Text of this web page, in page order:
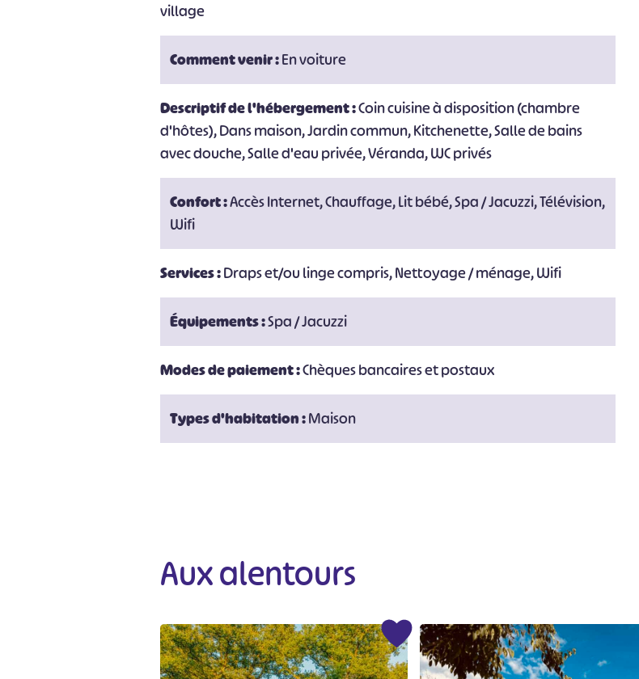
village
Comment venir :En voiture
Descriptif de l'hébergement :Coin cuisine à disposition (chambre
d'hôtes), Dans maison, Jardin commun, Kitchenette, Salle de bains
avec douche, Salle d'eau privée, Véranda, WC privés
Confort :Accès Internet, Chauffage, Lit bébé, Spa / Jacuzzi, Télévision,
Wifi
Services :Draps et/ou linge compris, Nettoyage / ménage, Wifi
Équipements :Spa / Jacuzzi
Modes de paiement :Chèques bancaires et postaux
Types d'habitation :Maison
Aux alentours
# # #